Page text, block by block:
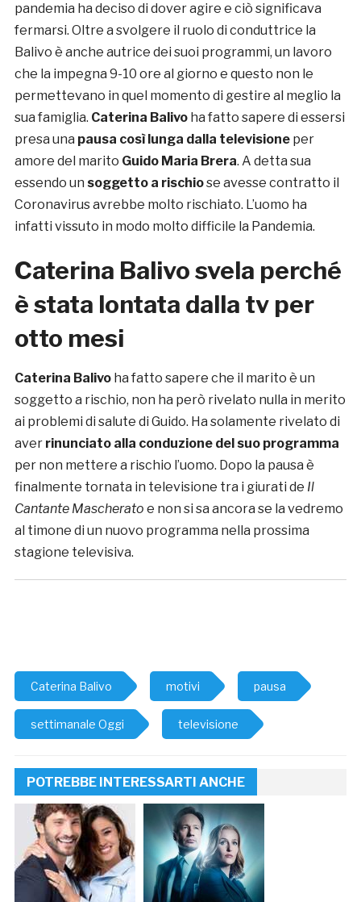
pandemia ha deciso di dover agire e ciò significava
fermarsi. Oltre a svolgere il ruolo di conduttrice la
Balivo è anche autrice dei suoi programmi, un lavoro
che la impegna 9-10 ore al giorno e questo non le
permettevano in quel momento di gestire al meglio la
sua famiglia. Caterina Balivo ha fatto sapere di essersi
presa una pausa così lunga dalla televisioneper
amore del marito Guido Maria Brera. A detta sua
essendo un soggetto a rischiose avesse contratto il
Coronavirus avrebbe molto rischiato. L’uomo ha
infatti vissuto in modo molto difficile la Pandemia.
Caterina Balivo svela perché
è stata lontata dalla tv per
otto mesi
Caterina Balivo ha fatto sapere che il marito è un
soggetto a rischio, non ha però rivelato nulla in merito
ai problemi di salute di Guido. Ha solamente rivelato di
aver rinunciato alla conduzione del suo programma
per non mettere a rischio l’uomo. Dopo la pausa è
finalmente tornata in televisione tra i giurati de Il
Cantante Mascherato e non si sa ancora se la vedremo
al timone di un nuovo programma nella prossima
stagione televisiva.
Caterina Balivo motivi pausa
settimanale Oggi televisione
POTREBBE INTERESSARTI ANCHE